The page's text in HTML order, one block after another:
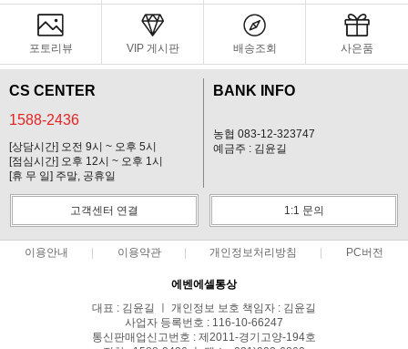
포토리뷰 VIP 게시판 배송조회 사은품
CS CENTER
1588-2436
[상담시간] 오전 9시 ~ 오후 5시
[점심시간] 오후 12시 ~ 오후 1시
[휴 무 일] 주말, 공휴일
BANK INFO
농협 083-12-323747
예금주 : 김윤길
고객센터 연결 1:1 문의
이용안내 이용약관 개인정보처리방침 PC버전
에벤에셀통상
대표 : 김윤길 ㅣ 개인정보 보호 책임자 : 김윤길
사업자 등록번호 : 116-10-66247
통신판매업신고번호 : 제2011-경기고양-194호